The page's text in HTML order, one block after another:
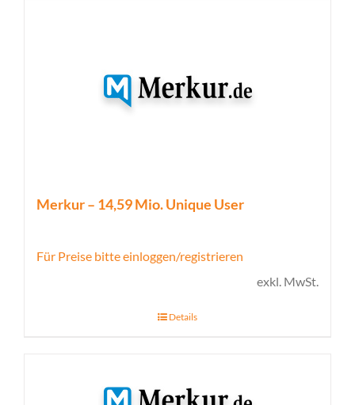
Merkur – 14,59 Mio. Unique User
Für Preise bitte einloggen/registrieren
exkl. MwSt.
Details